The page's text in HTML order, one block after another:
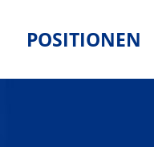
POSITIONEN